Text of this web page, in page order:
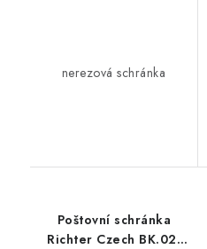
nerezová schránka
Poštovní schránka
Richter Czech BK.02-